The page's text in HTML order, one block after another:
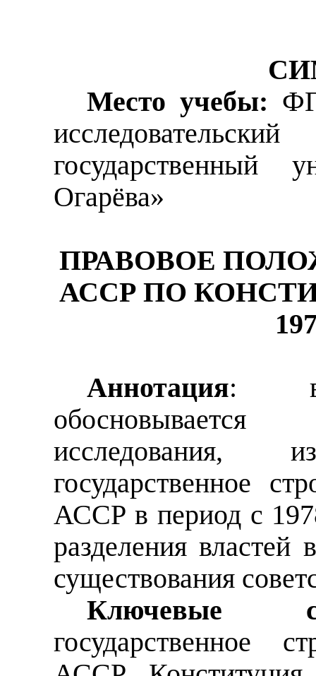
Место учебы:
Огарёва»
ПРАВОВОЕ
АССР ПО
Аннотация:
исследования,
государственное
АССР в период с
разделения властей
существования
Ключевые
государственное